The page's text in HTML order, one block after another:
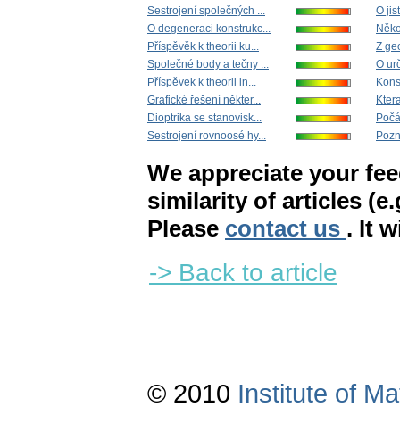
Sestrojení společných ...
O degeneraci konstrukc...
Příspěvěk k theorii ku...
Společné body a tečny ...
Příspěvek k theorii in...
Grafické řešení někter...
Dioptrika se stanovisk...
Sestrojení rovnoosé hy...
O
Z
O
We appreciate your
similarity of articles
Please contact us . It
-> Back to article
© 2010 Institute of